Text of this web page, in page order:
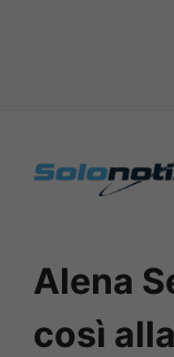
Alena
così